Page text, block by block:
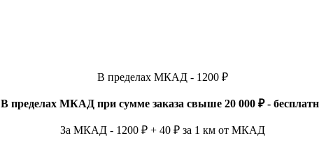
В пределах МКАД - 1200 ₽
В пределах МКАД при сумме заказа свыше 20 000 ₽ -
За МКАД - 1200 ₽ + 40 ₽ за 1 км от МКАД